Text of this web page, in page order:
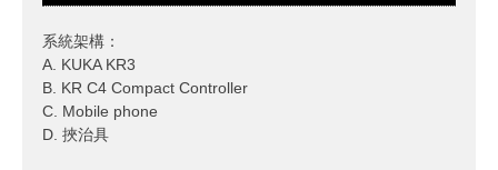
系統架構：
A. KUKA KR3
B. KR C4 Compact Controller
C. Mobile phone
D. 挾治具